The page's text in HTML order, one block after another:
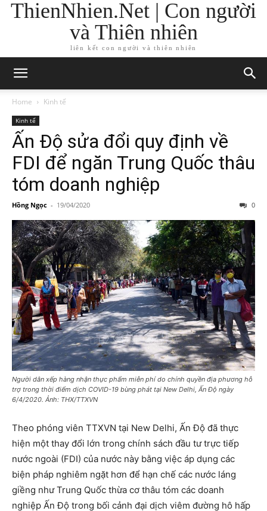
ThienNhien.Net | Con người
và Thiên nhiên
liên kết con người và thiên nhiên
Home Kinh tế
Kinh tế
Ấn Độ sửa đổi quy định về
FDI để ngăn Trung Quốc thâu
tóm doanh nghiệp
Hồng Ngọc - 19/04/2020 0
Người dân xếp hàng nhận thực phẩm miễn phí do chính quyền địa phương hỗ
trợ trong thời điểm dịch COVID-19 bùng phát tại New Delhi, Ấn Độ ngày
6/4/2020. Ảnh: THX/TTXVN
Theo phóng viên TTXVN tại New Delhi, Ấn Độ đã thực
hiện một thay đổi lớn trong chính sách đầu tư trực tiếp
nước ngoài (FDI) của nước này bằng việc áp dụng các
biện pháp nghiêm ngặt hơn để hạn chế các nước láng
giềng như Trung Quốc thừa cơ thâu tóm các doanh
nghiệp Ấn Độ trong bối cảnh đại dịch viêm đường hô hấp